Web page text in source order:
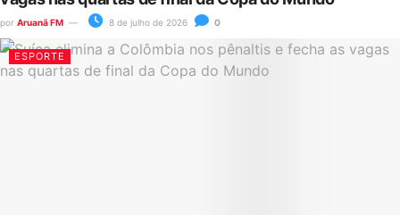
por Aruanã FM 8 de julho de 2026 0
ESPORTE